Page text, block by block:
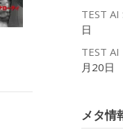
TEST AI
日
TEST AI
月20日
メタ情